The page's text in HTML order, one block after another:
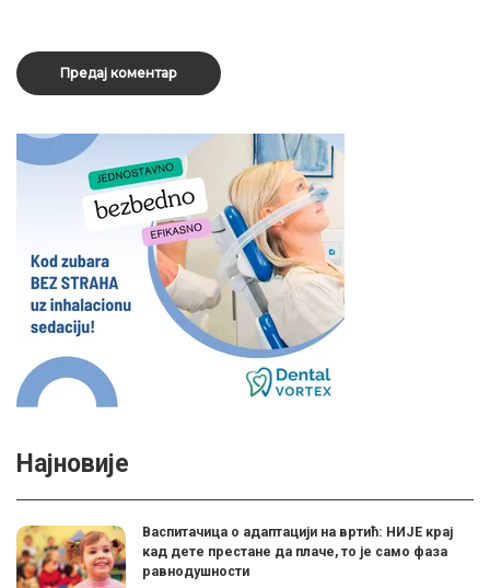
Најновије
Васпитачица о адаптацији на вртић: НИЈЕ крај
кад дете престане да плаче, то је само фаза
равнодушности